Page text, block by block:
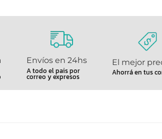
Envíos en 24hs
A todo el pais por
correo y expresos
El mejor
Ahorrá en tus